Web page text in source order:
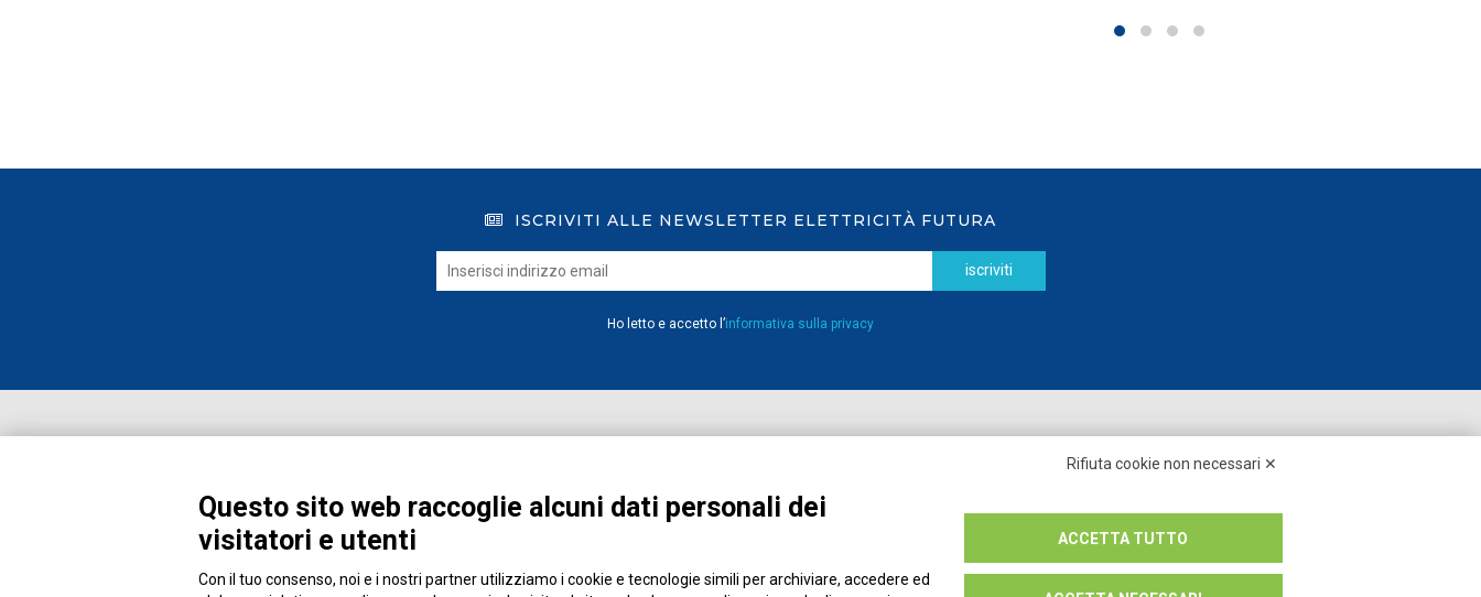
ISCRIVITI ALLE NEWSLETTER ELETTRICITÀ FUTURA
iscriviti
Ho letto e accetto l’informativa sulla privacy
Registrati
MyPage
Filo diretto
Media
Eventi e Formazione
Credits
Seguici su:Rifiuta cookie non necessari ✕
Questo sito web raccoglie alcuni dati personali dei
visitatori e utenti
Con il tuo consenso, noi e i nostri partner utilizziamo i cookie e tecnologie simili per archiviare, accedere ed
ACCETTA TUTTO